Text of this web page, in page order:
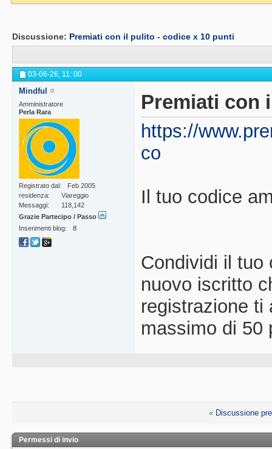
Discussione: Premiati con il pulito - codice x 10 punti
03-06-26, 11: 00
Mindful
Amministratore
Perla Rara
Registrato dal
Feb 2005
residenza
Viareggio
Messaggi
118,142
Grazie Partecipo / Passo
Inserimenti blog
8
Premiati con
https://
co
Il tuo codice
Condividi il tuo
nuovo iscritto
registrazione ti
massimo di 50
« Discussione
Permessi di invio